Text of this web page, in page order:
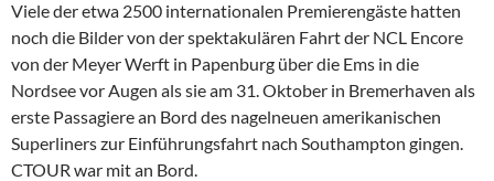
Viele der etwa 2500 internationalen Premierengäste hatten
noch die Bilder von der spektakulären Fahrt der NCL Encore
von der Meyer Werft in Papenburg über die Ems in die
Nordsee vor Augen als sie am 31. Oktober in Bremerhaven als
erste Passagiere an Bord des nagelneuen amerikanischen
Superliners zur Einführungsfahrt nach Southampton gingen.
CTOUR war mit an Bord.